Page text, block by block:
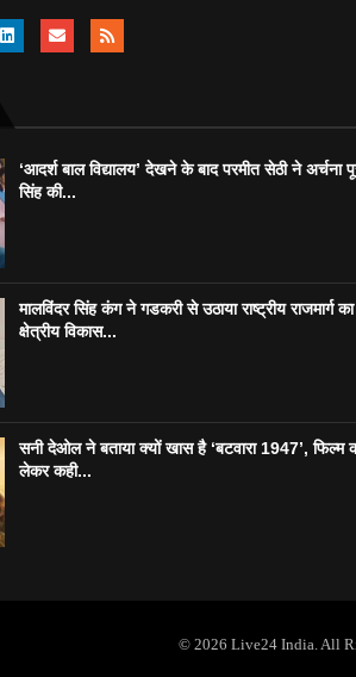
‘आदर्श बाल विद्यालय’ देखने के बाद परमीत सेठी ने अर्चना
सिंह की...
मालविंदर सिंह कंग ने गडकरी से उठाया राष्ट्रीय राजमार्ग का
क्षेत्रीय विकास...
सनी देओल ने बताया क्यों खास है ‘बटवारा 1947’, फिल्म
लेकर कही...
© 2026 Live24 India. All